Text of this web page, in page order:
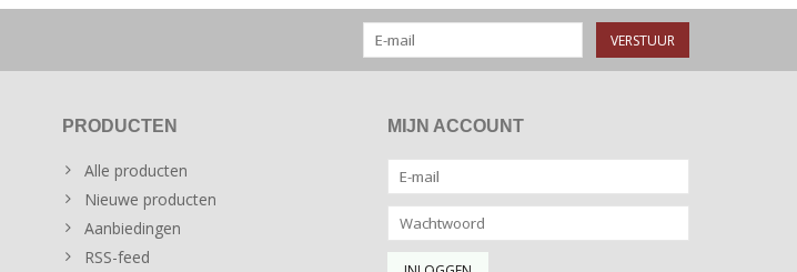
VERSTUUR
PRODUCTEN
Alle producten
Nieuwe producten
Aanbiedingen
RSS-feed
MIJN ACCOUNT